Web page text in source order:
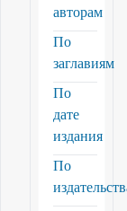
авторам
По
заглавиям
По
дате
издания
По